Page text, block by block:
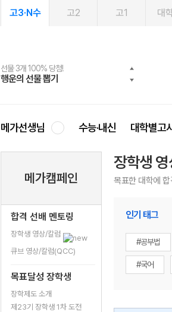
고3·N수 고2 고1 대
선물 3개 100% 당첨!
행운의 선물 뽑기
선물 100% 증정!
메가스터디 X 올리브
여름방학 스터디 캐시백
메가런 썸머스쿨
2027 러셀 단과
강사 공개선발
스마트러닝앱
설문 EVENT
메가패스
3일 무료 체험권
메가패스 수강생 무료혜택!
메가클럽 멤버십
사회공헌 캠페인
희망이룸 메가나눔
메가선생님 수능·내신 대학별고
메가캠페인
합격 선배 멘토링
장학생 영상/칼럼
큐브 영상/칼럼(QCC)
목표달성 장학생
장학제도 소개
제23기 장학생 1차 도전
장학생
목표한 대학에
인기 태그
#공부법
#국어